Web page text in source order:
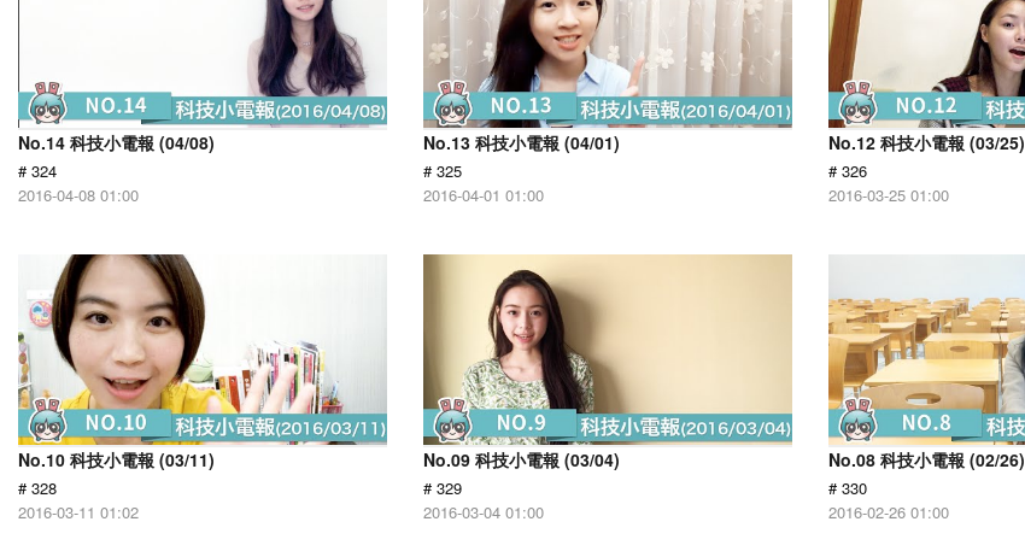
No.14 科技小電報 (04/08)
# 324
2016-04-08 01:00
No.13 科技小電報 (04/01)
# 325
2016-04-01 01:00
No.12 科技小電報 (03/25)
# 326
2016-03-25 01:00
No.10 科技小電報 (03/11)
# 328
2016-03-11 01:02
No.09 科技小電報 (03/04)
# 329
2016-03-04 01:00
No.08 科技小電報 (02/26)
# 330
2016-02-26 01:00